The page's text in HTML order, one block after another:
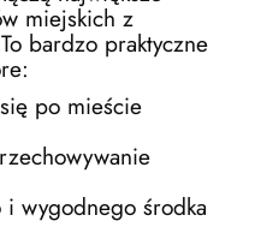
miejskich z
bardzo praktyczne
po mieście
wygodnego środka